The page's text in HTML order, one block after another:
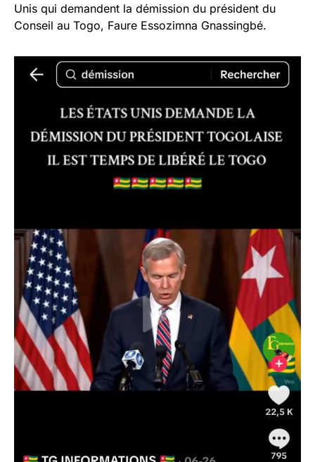
Unis qui demandent la démission du président du
Conseil au Togo, Faure Essozimna Gnassingbé.